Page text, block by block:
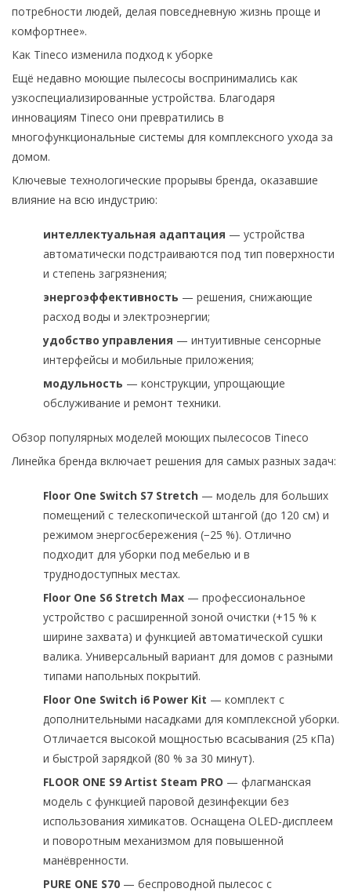
потребности людей, делая повседневную жизнь проще и
комфортнее».
Как Tineco изменила подход к уборке
Ещё недавно моющие пылесосы воспринимались как
узкоспециализированные устройства. Благодаря
инновациям Tineco они превратились в
многофункциональные системы для комплексного ухода за
домом.
Ключевые технологические прорывы бренда, оказавшие
влияние на всю индустрию:
интеллектуальная адаптация — устройства
автоматически подстраиваются под тип поверхности
и степень загрязнения;
энергоэффективность — решения, снижающие
расход воды и электроэнергии;
удобство управления — интуитивные сенсорные
интерфейсы и мобильные приложения;
модульность — конструкции, упрощающие
обслуживание и ремонт техники.
Обзор популярных моделей моющих пылесосов Tineco
Линейка бренда включает решения для самых разных задач:
Floor One Switch S7 Stretch — модель для больших
помещений с телескопической штангой (до 120 см) и
режимом энергосбережения (−25 %). Отлично
подходит для уборки под мебелью и в
труднодоступных местах.
Floor One S6 Stretch Max — профессиональное
устройство с расширенной зоной очистки (+15 % к
ширине захвата) и функцией автоматической сушки
валика. Универсальный вариант для домов с разными
типами напольных покрытий.
Floor One Switch i6 Power Kit — комплект с
дополнительными насадками для комплексной уборки.
Отличается высокой мощностью всасывания (25 кПа)
и быстрой зарядкой (80 % за 30 минут).
FLOOR ONE S9 Artist Steam PRO — флагманская
модель с функцией паровой дезинфекции без
использования химикатов. Оснащена OLED‑дисплеем
и поворотным механизмом для повышенной
манёвренности.
PURE ONE S70 — беспроводной пылесос с